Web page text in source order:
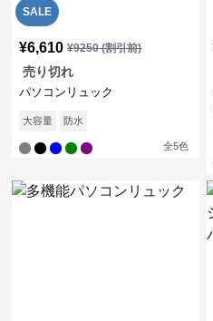
SALE
¥6,610 ¥9250(割引前)
売り切れ
パソコンリュック
大容量 防水
全5色